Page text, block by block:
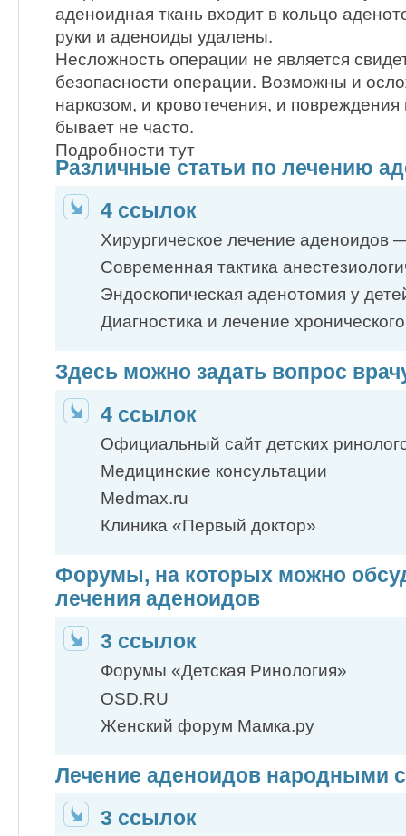
аденоидная ткань входит в кольцо
руки и аденоиды удалены.
Несложность операции не является
безопасности операции. Возможны и
наркозом, и кровотечения, и
бывает не часто.
Подробности тут
Различные статьи по лечению
4 ссылок
Хирургическое лечение
Современная тактика
Эндоскопическая аденотомия у
Диагностика и лечение
Здесь можно задать вопрос
4 ссылок
Официальный сайт детских
Медицинские консультации
Medmax.ru
Клиника «Первый доктор»
Форумы, на которых можно
лечения аденоидов
3 ссылок
Форумы «Детская Ринология»
OSD.RU
Женский форум Мамка.ру
Лечение аденоидов народными
3 ссылок